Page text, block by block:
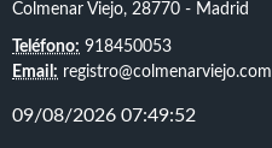
Colmenar Viejo, 28770 - Madrid
Teléfono: 918450053
Email: registro@colmenarviejo.com